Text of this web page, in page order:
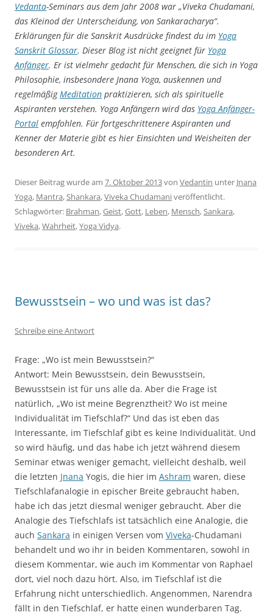
Vedanta-Seminars aus dem Jahr 2008 war „Viveka Chudamani,
das Kleinod der Unterscheidung, von Sankaracharya“.
Erklärungen für die Sanskrit Ausdrücke findest du im Yoga
Sanskrit Glossar. Dieser Blog ist nicht geeignet für Yoga
Anfänger. Er ist vielmehr gedacht für Menschen, die sich in Yoga
Philosophie, insbesondere Jnana Yoga, auskennen und
regelmäßigMeditation praktizieren, sich als spirituelle
Aspiranten verstehen. Yoga Anfängern wird das YogaAnfänger-
Portal empfohlen. Für fortgeschrittenere Aspiranten und
Kenner der Materie gibt es hier Einsichten und Weisheiten der
besonderen Art.
Dieser Beitrag wurde am 7. Oktober 2013von Vedantin unter Jnana
Yoga, Mantra,Shankara,Viveka Chudamaniveröffentlicht.
Schlagwörter: Brahman,Geist,Gott, Leben, Mensch,Sankara,
Viveka,Wahrheit,Yoga Vidya.
Bewusstsein – wo und was ist das?
Schreibe eine Antwort
Frage: „Wo ist mein Bewusstsein?“
Antwort: Mein Bewusstsein, dein Bewusstsein,
Bewusstsein ist für uns alle da. Aber die Frage ist
natürlich, „Wo ist meine Begrenztheit? Wo ist meine
Individualität im Tiefschlaf?“ Und das ist eben das
Interessante, im Tiefschlaf gibt es keine Individualität. Und
so wird häufig, und das habe ich jetzt während diesem
Seminar etwas weniger gemacht, vielleicht deshalb, weil
die letzten Jnana Yogis, die hier im Ashram waren, diese
Tiefschlafanalogie in epischer Breite gebraucht haben,
habe ich das jetzt diesmal weniger gebraucht. Aber die
Analogie des Tiefschlafs ist tatsächlich eine Analogie, die
auch Sankara in einigen Versen vom Viveka-Chudamani
behandelt und wo ihr in beiden Kommentaren, sowohl in
diesem Kommentar, wie auch im Kommentar von Raphael
dort, viel noch dazu hört. Also, im Tiefschlaf ist die
Erfahrung nicht unterschiedlich. Angenommen, Narendra
fällt in den Tiefschlaf, er hatte einen wunderbaren Tag.